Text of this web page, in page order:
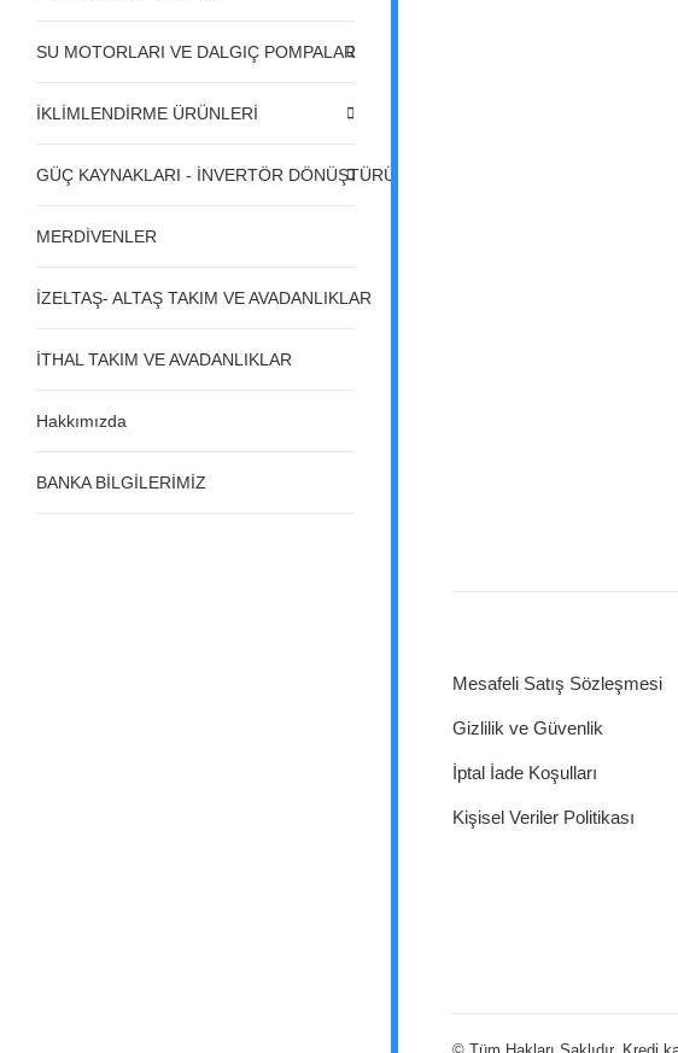
SU MOTORLARI VE DALGIÇ POMPALAR
İKLİMLENDİRME ÜRÜNLERİ
GÜÇ KAYNAKLARI - İNVERTÖR DÖNÜŞTÜRÜCÜLER - REGÜLATÖRLER
MERDİVENLER
İZELTAŞ- ALTAŞ TAKIM VE AVADANLIKLAR
İTHAL TAKIM VE AVADANLIKLAR
Hakkımızda
BANKA BİLGİLERİMİZ
Mesafeli Satış Sözleşmesi
Gizlilik ve Güvenlik
İptal İade Koşulları
Kişisel Veriler Politikası